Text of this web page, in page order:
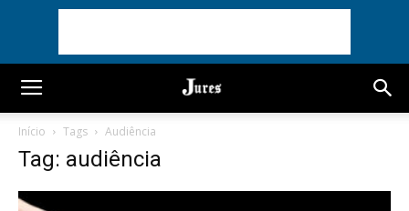
Início Tags Audiência
Tag: audiência